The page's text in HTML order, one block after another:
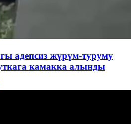
адепсиз жүрүм-туруму
камакка алынды